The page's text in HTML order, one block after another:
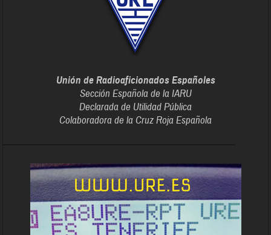
Unión de Radioaficionados Españoles
Sección Española de la IARU
Declarada de Utilidad Pública
Colaboradora de la Cruz Roja Española